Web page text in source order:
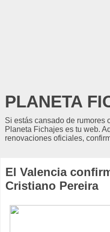
PLANETA
Si estás cansado de rumores
Planeta Fichajes es tu web.
renovaciones oficiales,
El Valencia
Cristiano Pereira